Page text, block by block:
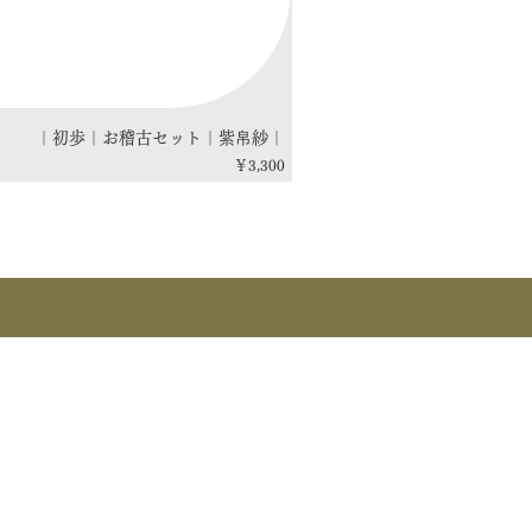
｜初歩｜お稽古セット｜紫帛紗｜
価格
￥3,300